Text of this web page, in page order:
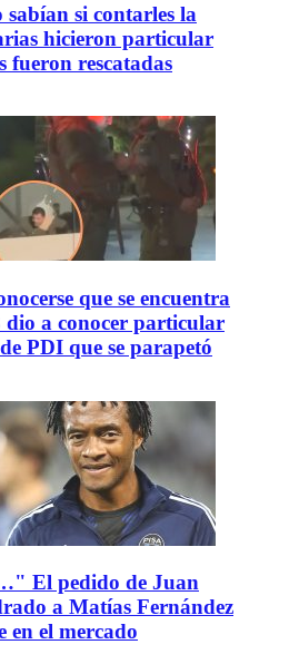
sabían si contarles la
hicieron particular
fueron rescatadas
que se encuentra
dio a conocer particular
PDI que se parapetó
El pedido de Juan
a Matías Fernández
en el mercado